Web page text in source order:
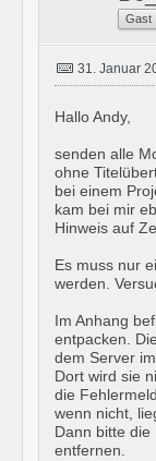
Gast
31. Januar
Hallo Andy,
senden alle
ohne
bei einem
kam bei mir
Hinweis auf
Es muss nur
werden.
Im Anhang
entpacken.
dem Server
Dort wird sie
die
wenn nicht,
Dann bitte
entfernen.